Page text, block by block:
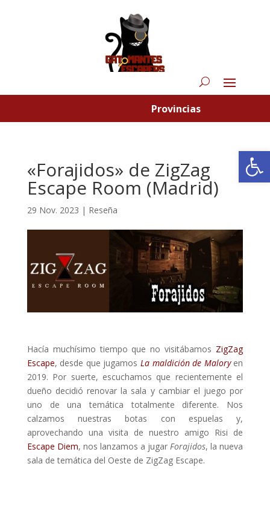
Provincias
«Forajidos» de ZigZag
Escape Room (Madrid)
29 Nov. 2023 | Reseña
Hacía muchísimo tiempo que no visitábamos ZigZag
Escape, desde que jugamos La maldición de Maloryen
2019. Por suerte, escuchamos que recientemente el
dueño decidió renovar la sala y cambiar el juego por
uno de una temática totalmente diferente. Nos
calzamos nuestras botas con espuelas y,
aprovechando una visita de nuestro amigo Risi de
Escape Diem, nos lanzamos a jugar Forajidos, la nueva
sala de temática del Oeste de ZigZag Escape.